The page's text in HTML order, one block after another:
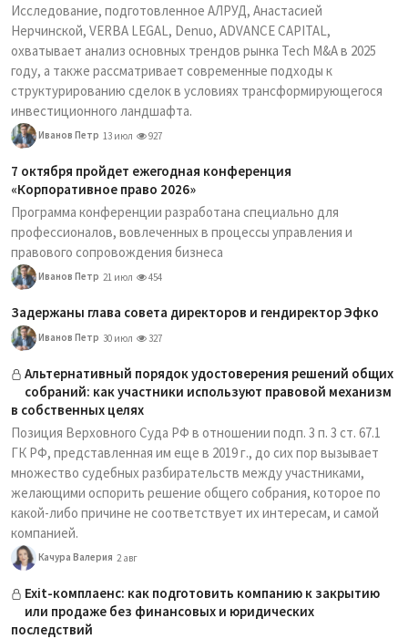
Исследование, подготовленное АЛРУД, Анастасией
Нерчинской, VERBA LEGAL, Denuo, ADVANCE CAPITAL,
охватывает анализ основных трендов рынка Tech M&A в 2025
году, а также рассматривает современные подходы к
структурированию сделок в условиях трансформирующегося
инвестиционного ландшафта.
Иванов Петр 13 июл 927
7 октября пройдет ежегодная конференция
«Корпоративное право 2026»
Программа конференции разработана специально для
профессионалов, вовлеченных в процессы управления и
правового сопровождения бизнеса
Иванов Петр 21 июл 454
Задержаны глава совета директоров и гендиректор Эфко
Иванов Петр 30 июл 327
Альтернативный порядок удостоверения решений общих
собраний: как участники используют правовой механизм
в собственных целях
Позиция Верховного Суда РФ в отношении подп. 3 п. 3 ст. 67.1
ГК РФ, представленная им еще в 2019 г., до сих пор вызывает
множество судебных разбирательств между участниками,
желающими оспорить решение общего собрания, которое по
какой-либо причине не соответствует их интересам, и самой
компанией.
Качура Валерия 2 авг
Exit-комплаенс: как подготовить компанию к закрытию
или продаже без финансовых и юридических
последствий